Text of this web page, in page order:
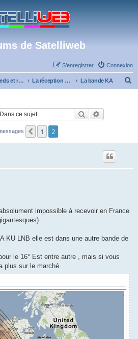
de Satelliweb
Connexion
S’enregistrer
Forums feeds et réception TV numérique La réception par satellite La bande KA
Rechercher
Précédente
1 2
impossible à recevoir en France
KU LNB elle est dans une autre bande de
le 16° Est entre autre , mais si vous
plus sur le marché.